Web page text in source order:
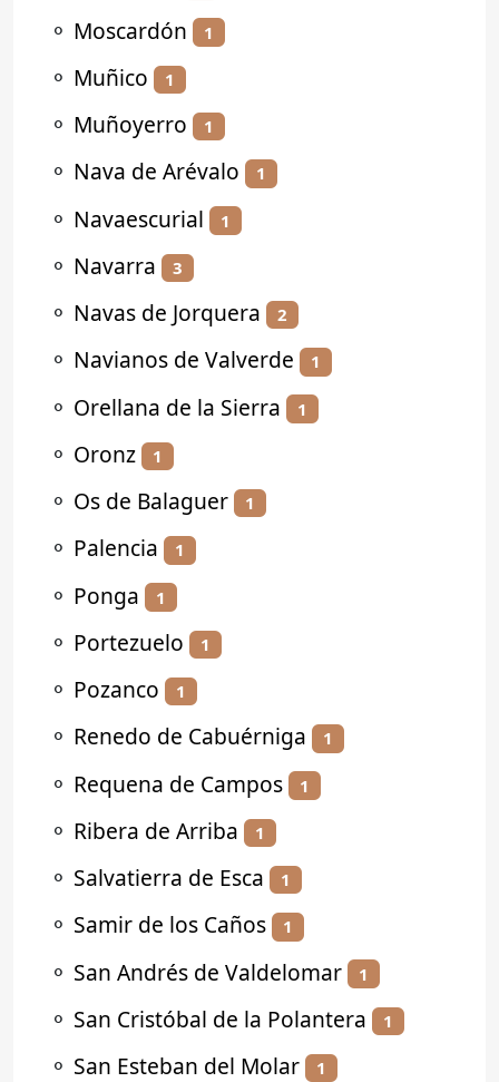
⚬ Moscardón 1
⚬ Muñico 1
⚬ Muñoyerro 1
⚬ Nava de Arévalo 1
⚬ Navaescurial 1
⚬ Navarra 3
⚬ Navas de Jorquera 2
⚬ Navianos de Valverde 1
⚬ Orellana de la Sierra 1
⚬ Oronz 1
⚬ Os de Balaguer 1
⚬ Palencia 1
⚬ Ponga 1
⚬ Portezuelo 1
⚬ Pozanco 1
⚬ Renedo de Cabuérniga 1
⚬ Requena de Campos 1
⚬ Ribera de Arriba 1
⚬ Salvatierra de Esca 1
⚬ Samir de los Caños 1
⚬ San Andrés de Valdelomar 1
⚬ San Cristóbal de la Polantera 1
⚬ San Esteban del Molar 1